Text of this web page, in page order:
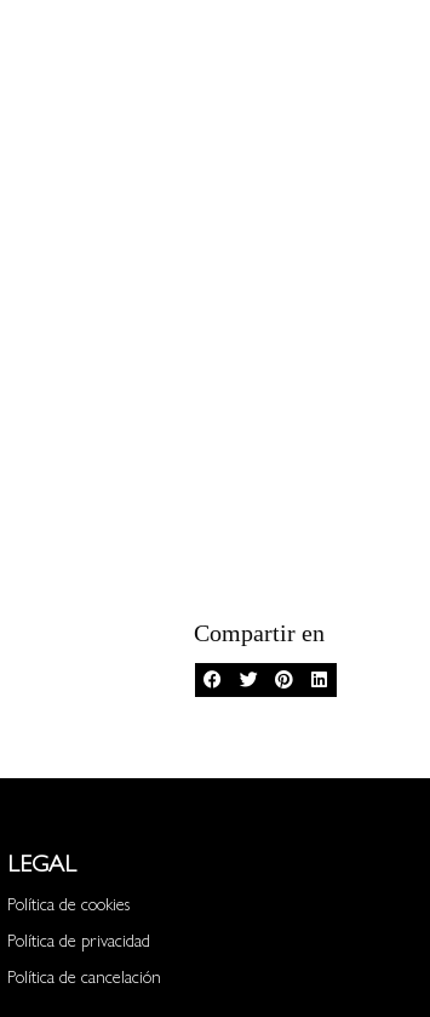
Compartir en
LEGAL
Política de cookies
Política de privacidad
Política de cancelación